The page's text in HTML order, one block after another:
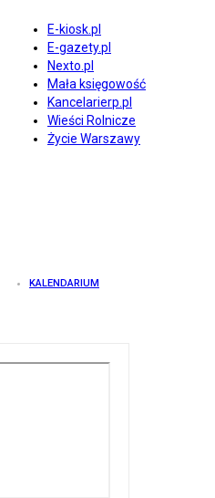
E-kiosk.pl
E-gazety.pl
Nexto.pl
Mała księgowość
Kancelarierp.pl
Wieści Rolnicze
Życie Warszawy
KALENDARIUM